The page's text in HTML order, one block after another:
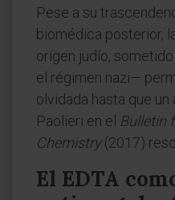
Pese a su
biomédica posterior,
origen judío,
el régimen nazi—
olvidada hasta que
Paolieri en el Bulletin
Chemistry(2017)
El EDTA